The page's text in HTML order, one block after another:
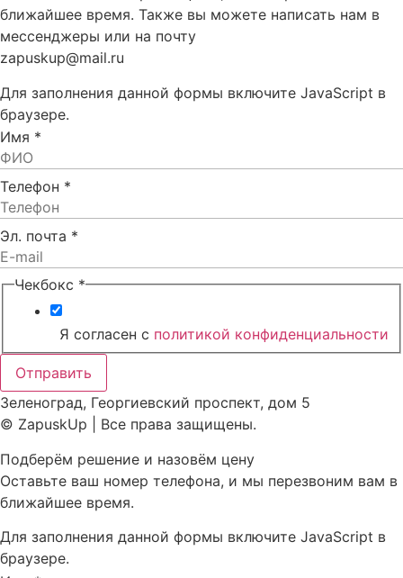
ближайшее время. Также вы можете написать нам в
мессенджеры или на почту
zapuskup@mail.ru
Для заполнения данной формы включите JavaScript в
браузере.
Имя *
Телефон *
Эл. почта *
Чекбокс *
Я согласен с политикой конфиденциальности
Отправить
Зеленоград, Георгиевский проспект, дом 5
© ZapuskUp | Все права защищены.
Подберём решение и назовём цену
Оставьте ваш номер телефона, и мы перезвоним вам в
ближайшее время.
Для заполнения данной формы включите JavaScript в
браузере.